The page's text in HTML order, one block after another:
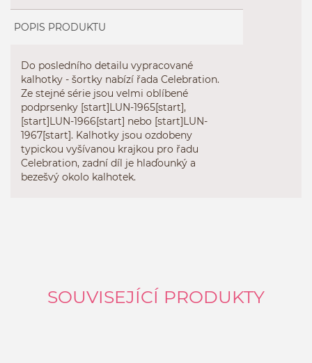
POPIS PRODUKTU
Do posledního detailu vypracované
kalhotky - šortky nabízí řada Celebration.
Ze stejné série jsou velmi oblíbené
podprsenky [start]LUN-1965[start],
[start]LUN-1966[start] nebo [start]LUN-
1967[start]. Kalhotky jsou ozdobeny
typickou vyšívanou krajkou pro řadu
Celebration, zadní díl je hlaďounký a
bezešvý okolo kalhotek.
SOUVISEJÍCÍ PRODUKTY